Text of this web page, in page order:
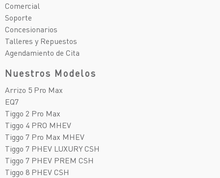
Comercial
Soporte
Concesionarios
Talleres y Repuestos
Agendamiento de Cita
Nuestros Modelos
Arrizo 5 Pro Max
EQ7
Tiggo 2 Pro Max
Tiggo 4 PRO MHEV
Tiggo 7 Pro Max MHEV
Tiggo 7 PHEV LUXURY CSH
Tiggo 7 PHEV PREM CSH
Tiggo 8 PHEV CSH